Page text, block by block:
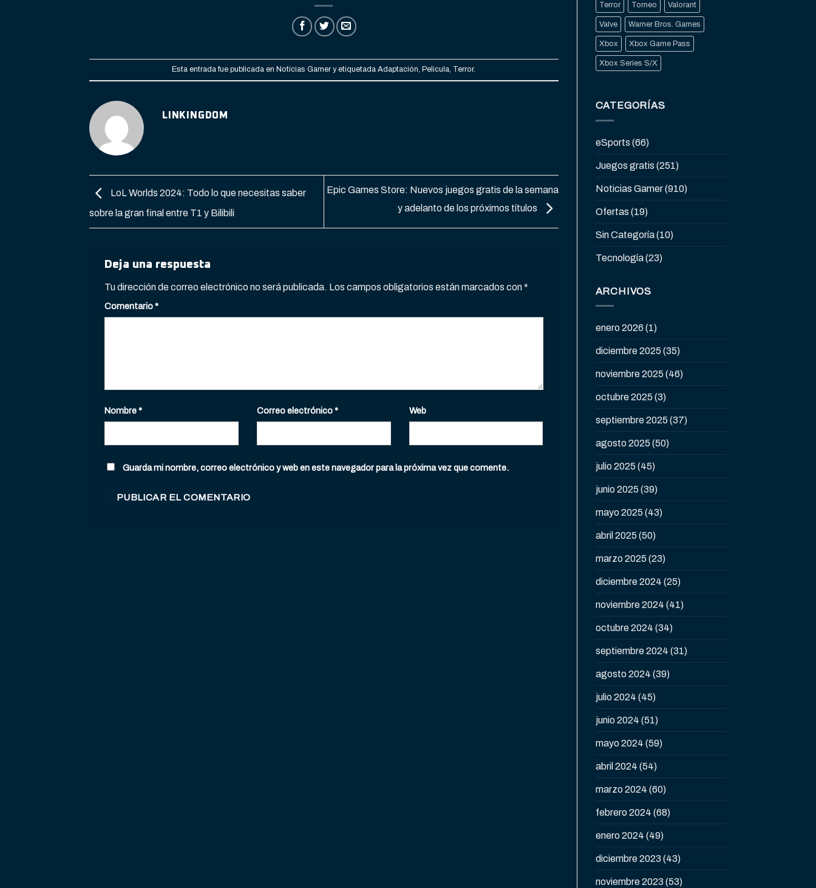
Esta entrada fue publicada en Noticias Gamer y etiquetadaAdaptación, Pelicula, Terror.
LINKINGDOM
LoL Worlds 2024: Todo lo que necesitas saber
sobre la gran final entre T1 y Bilibili
Epic Games Store: Nuevos juegos gratis de la semana
y adelanto de los próximos títulos
Deja una respuesta
Tu dirección de correo electrónico no será publicada. Los campos obligatorios están marcados con*
Comentario*
Nombre* Correo electrónico* Web
Guarda mi nombre, correo electrónico y web en este navegador para la próxima vez que comente.
Terror Torneo Valorant
Valve Warner Bros. Games
Xbox Xbox Game Pass
Xbox Series S/X
CATEGORÍAS
eSports (66)
Juegos gratis (251)
Noticias Gamer(910)
Ofertas (19)
Sin Categoría(10)
Tecnología(23)
ARCHIVOS
enero 2026 (1)
diciembre 2025 (35)
noviembre 2025 (46)
octubre 2025 (3)
septiembre 2025 (37)
agosto 2025 (50)
julio 2025 (45)
junio 2025 (39)
mayo 2025 (43)
abril 2025 (50)
marzo 2025 (23)
diciembre 2024 (25)
noviembre 2024 (41)
octubre 2024 (34)
septiembre 2024 (31)
agosto 2024 (39)
julio 2024 (45)
junio 2024 (51)
mayo 2024 (59)
abril 2024 (54)
marzo 2024 (60)
febrero 2024 (68)
enero 2024 (49)
diciembre 2023 (43)
noviembre 2023 (53)